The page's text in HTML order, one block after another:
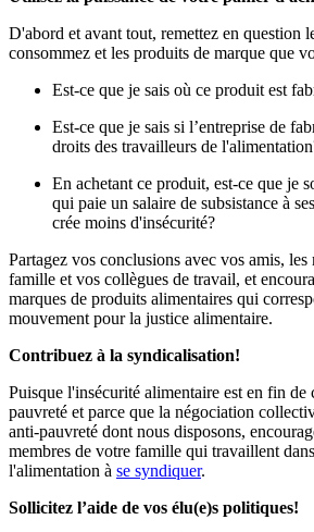
D'abord et avant tout, remettez en question
consommez et les produits de marque que
Est-ce que je sais où ce produit est
Est-ce que je sais si l’entreprise de
droits des travailleurs de
En achetant ce produit, est-ce que je
qui paie un salaire de subsistance à
crée moins d'insécurité?
Partagez vos conclusions avec vos amis, les
famille et vos collègues de travail, et
marques de produits alimentaires qui
mouvement pour la justice alimentaire.
Contribuez à la syndicalisation!
Puisque l'insécurité alimentaire est en fin de
pauvreté et parce que la négociation
anti-pauvreté dont nous disposons,
membres de votre famille qui travaillent
l'alimentation à se syndiquer.
Sollicitez l’aide de vos élu(e)s politiques!